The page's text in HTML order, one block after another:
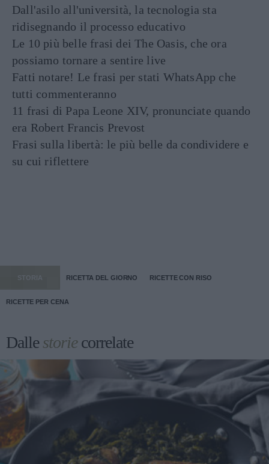
Dall'asilo all'università, la tecnologia sta
ridisegnando il processo educativo
Le 10 più belle frasi dei The Oasis, che ora
possiamo tornare a sentire live
Fatti notare! Le frasi per stati WhatsApp che
tutti commenteranno
11 frasi di Papa Leone XIV, pronunciate quando
era Robert Francis Prevost
Frasi sulla libertà: le più belle da condividere e
su cui riflettere
STORIA RICETTA DEL GIORNO RICETTE CON RISO
RICETTE PER CENA
Dallestoriecorrelate